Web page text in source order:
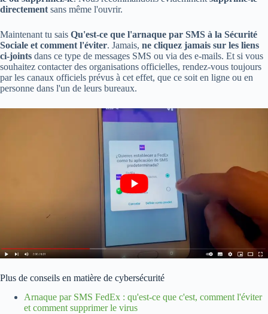
directement sans même l'ouvrir.
Maintenant tu sais Qu'est-ce que l'arnaque par SMS à la Sécurité
Sociale et comment l'éviter. Jamais, ne cliquez jamais sur les liens
ci-joints dans ce type de messages SMS ou via des e-mails. Et si vous
souhaitez contacter des organisations officielles, rendez-vous toujours
par les canaux officiels prévus à cet effet, que ce soit en ligne ou en
personne dans l'un de leurs bureaux.
Plus de conseils en matière de cybersécurité
Arnaque par SMS FedEx : qu'est-ce que c'est, comment l'éviter
et comment supprimer le virus